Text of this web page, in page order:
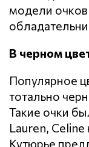
модели
В черном
Популярное
тотально
Такие очки
Lauren, Celine
Кутюрье